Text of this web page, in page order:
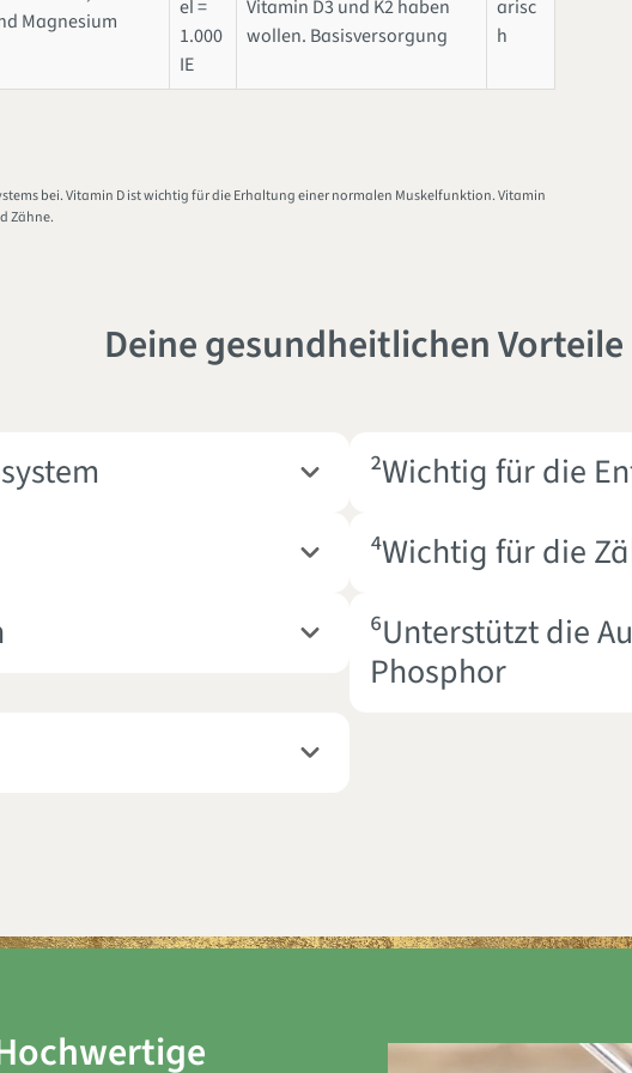
Magnesium
el =
1.000
IE
Vitamin D3 und K2 haben
wollen. Basisversorgung
arisc
h
bei. Vitamin D ist wichtig für die Erhaltung einer normalen Muskelfunktion. Vitamin
Zähne.
Deine gesundheitlichen Vorteile
²Wichtig für die
⁴Wichtig für die
⁶Unterstützt die
Phosphor